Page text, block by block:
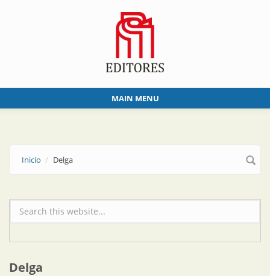
MAIN MENU
Inicio Delga
Formulario de búsqueda
Delga